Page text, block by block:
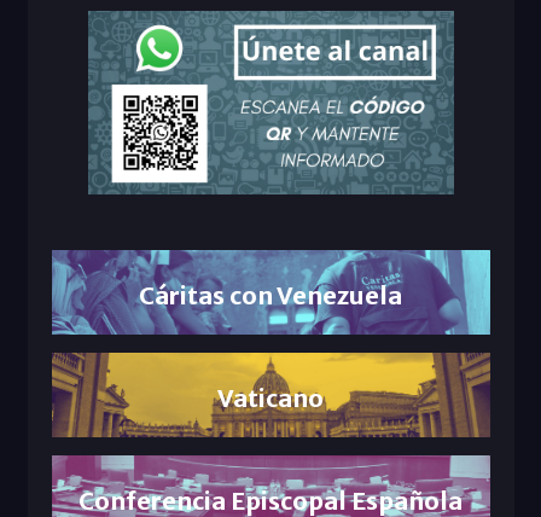
Cáritas con Venezuela
Vaticano
Conferencia Episcopal Española